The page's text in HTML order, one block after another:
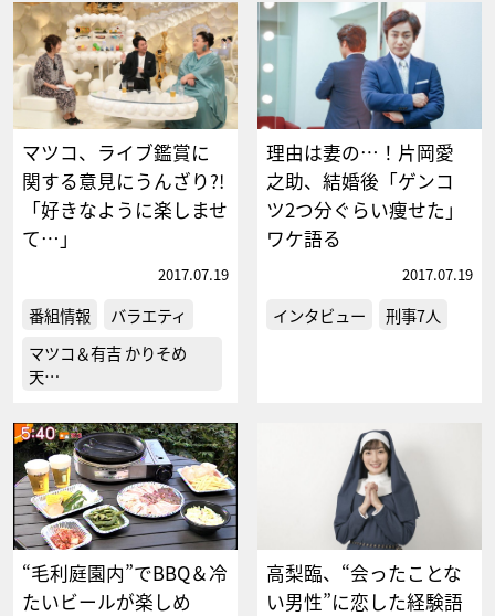
マツコ、ライブ鑑賞に
関する意見にうんざり?!
「好きなように楽しませ
て…」
2017.07.19
番組情報
バラエティ
マツコ＆有吉 かりそめ
天…
理由は妻の…！片岡愛
之助、結婚後「ゲンコ
ツ2つ分ぐらい痩せた」
ワケ語る
2017.07.19
インタビュー 刑事7人
“毛利庭園内”でBBQ＆冷
たいビールが楽しめ
高梨臨、“会ったことな
い男性”に恋した経験語